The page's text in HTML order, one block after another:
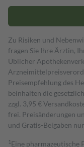
Zu Risiken und
fragen Sie Ihre Ärztin,
Üblicher
Preisempfehlung des
beinhalten die
zzgl. 3,95 €
frei. Preisänderungen
und Gratis-Beigaben
1 Eine pharmazeutische